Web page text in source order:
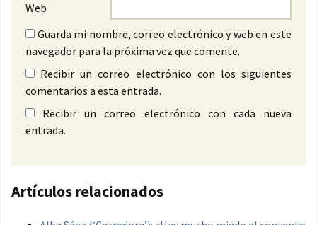
Web
Guarda mi nombre, correo electrónico y web en este
navegador para la próxima vez que comente.
Recibir un correo electrónico con los siguientes
comentarios a esta entrada.
Recibir un correo electrónico con cada nueva
entrada.
Artículos relacionados